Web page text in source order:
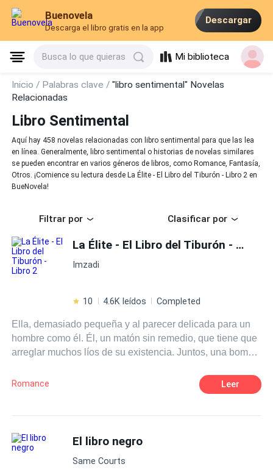
Buenovela
Descarga el libro gratis en la app
Descargar
Busca lo que quieras Mi biblioteca
Inicio / Palabras clave /"libro sentimental" Novelas
Relacionadas
Libro Sentimental
Aquí hay 458 novelas relacionadas con libro sentimental para que las lea
en línea. Generalmente, libro sentimental o historias de novelas similares
se pueden encontrar en varios géneros de libros, como Romance, Fantasía,
Otros. ¡Comience su lectura desde La Élite - El Libro del Tiburón - Libro 2 en
BueNovela!
Filtrar por Clasificar por
La Élite - El Libro del Tiburón - Libro 2
Imzadi
10 4.6K leídos Completed
Ella, demasiado pequeña y al parecer delicada para un
hombre como él. Él, un matón sin remedio, que tiene que
arreglar muchos líos de su existencia. Juntos, una bomba
su alrededor. Dos caminos en ascenso y descenso, un
mundo nuevo para ella, y para él un equilibrio en su caos.
Romance Leer
El libro negro
Same Courts